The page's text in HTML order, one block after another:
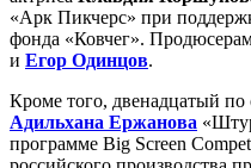
«Арк Пикчерс» при
фонда «Ковчег».
и Егор Одинцов.
Кроме того, двенадцатый по
Адильхана Ержанова
программе Big Screen